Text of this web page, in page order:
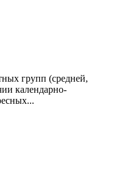
групп (средней,
календарно-